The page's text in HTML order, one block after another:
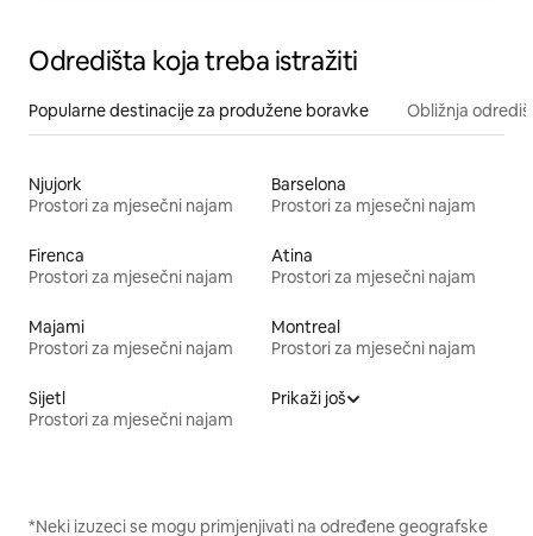
Odredišta koja treba istražiti
Popularne destinacije za produžene boravke Obližnja
Njujork
Prostori za mjesečni najam
Barselona
Prostori za mjesečni najam
Firenca
Prostori za mjesečni najam
Atina
Prostori za mjesečni najam
Majami
Prostori za mjesečni najam
Montreal
Prostori za mjesečni najam
Sijetl
Prostori za mjesečni najam
Prikaži još
*Neki izuzeci se mogu primjenjivati na određene geografske